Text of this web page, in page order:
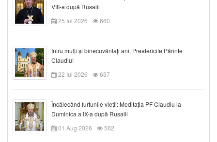
VIII-a după Rusalii
25 Iul 2026
660
Întru mulți și binecuvântați ani, Preafericite Părinte
Claudiu!
22 Iul 2026
637
Încălecând furtunile vieții: Meditația PF Claudiu la
Duminica a IX-a după Rusalii
01 Aug 2026
562